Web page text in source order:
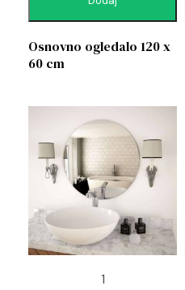
Osnovno ogledalo 120 x
60 cm